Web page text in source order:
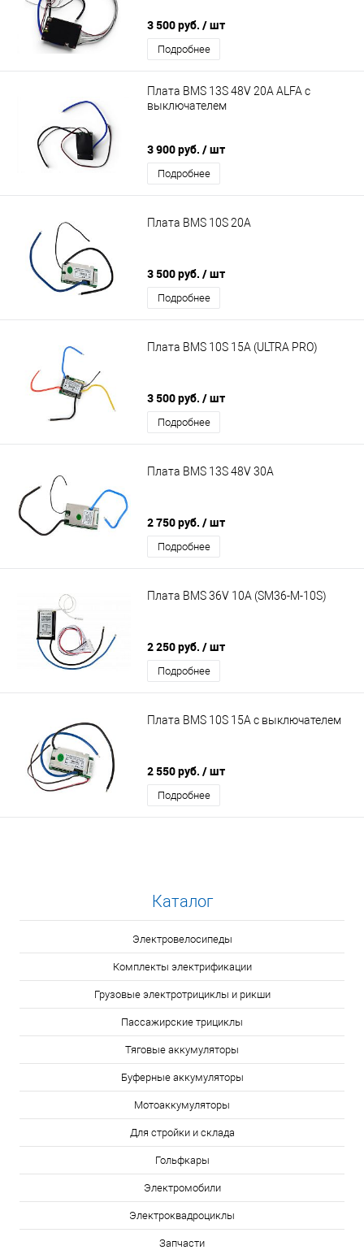
3 500 руб. / шт
Подробнее
Плата BMS 13S 48V 20A ALFA с
выключателем
3 900 руб. / шт
Подробнее
Плата BMS 10S 20A
3 500 руб. / шт
Подробнее
Плата BMS 10S 15A (ULTRA PRO)
3 500 руб. / шт
Подробнее
Плата BMS 13S 48V 30A
2 750 руб. / шт
Подробнее
Плата BMS 36V 10A (SM36-M-10S)
2 250 руб. / шт
Подробнее
Плата BMS 10S 15A с выключателем
2 550 руб. / шт
Подробнее
Каталог
Электровелосипеды
Комплекты электрификации
Грузовые электротрициклы и рикши
Пассажирские трициклы
Тяговые аккумуляторы
Буферные аккумуляторы
Мотоаккумуляторы
Для стройки и склада
Гольфкары
Электромобили
Электроквадроциклы
Запчасти